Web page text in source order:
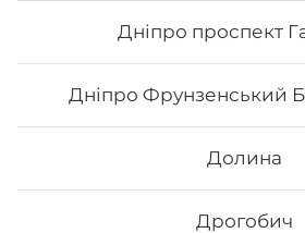
Дніпро проспект
Дніпро Фрунзенський
Долина
Дрогобич
₴